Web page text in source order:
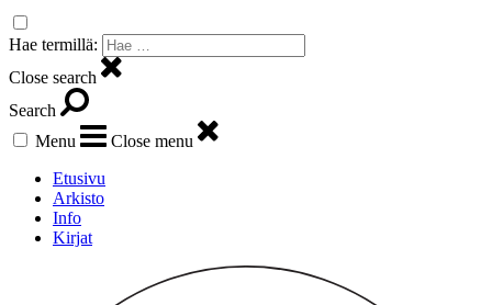
Hae termillä:
Close search
Search
Menu
Close menu
Etusivu
Arkisto
Info
Kirjat